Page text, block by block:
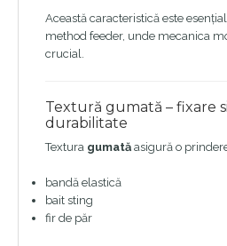
Această caracteristică este
method feeder, unde mecanica
crucial.
Textură gumată – fixare
durabilitate
Textura gumată asigură o
bandă elastică
bait sting
fir de păr